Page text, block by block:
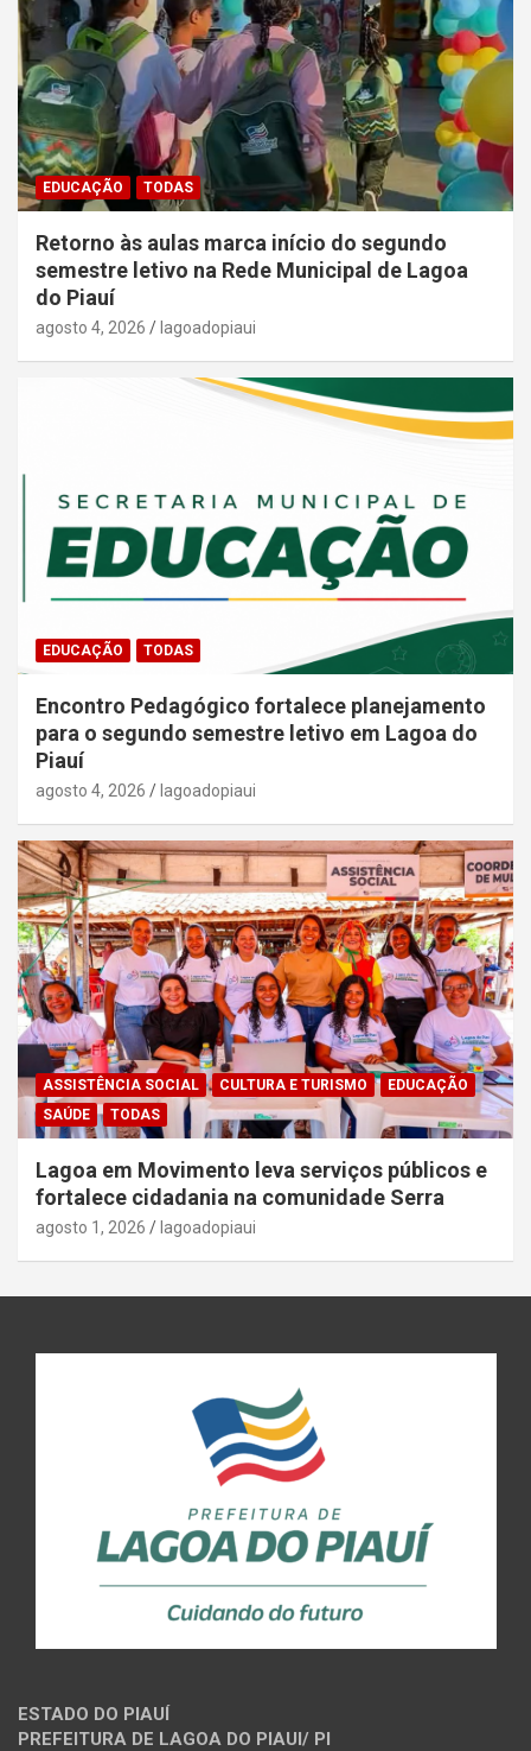
EDUCAÇÃO TODAS
Retorno às aulas marca início do segundo
semestre letivo na Rede Municipal de Lagoa
do Piauí
agosto 4, 2026 lagoadopiaui
EDUCAÇÃO TODAS
Encontro Pedagógico fortalece planejamento
para o segundo semestre letivo em Lagoa do
Piauí
agosto 4, 2026 lagoadopiaui
ASSISTÊNCIA SOCIAL CULTURA E TURISMO
EDUCAÇÃO
SAÚDE
TODAS
Lagoa em Movimento leva serviços públicos e
fortalece cidadania na comunidade Serra
agosto 1, 2026 lagoadopiaui
ESTADO DO PIAUÍ
PREFEITURA DE LAGOA DO PIAUI/ PI